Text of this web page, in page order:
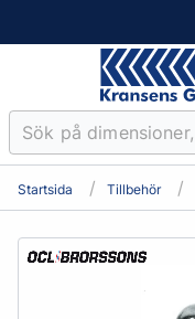
Startsida Tillbehör